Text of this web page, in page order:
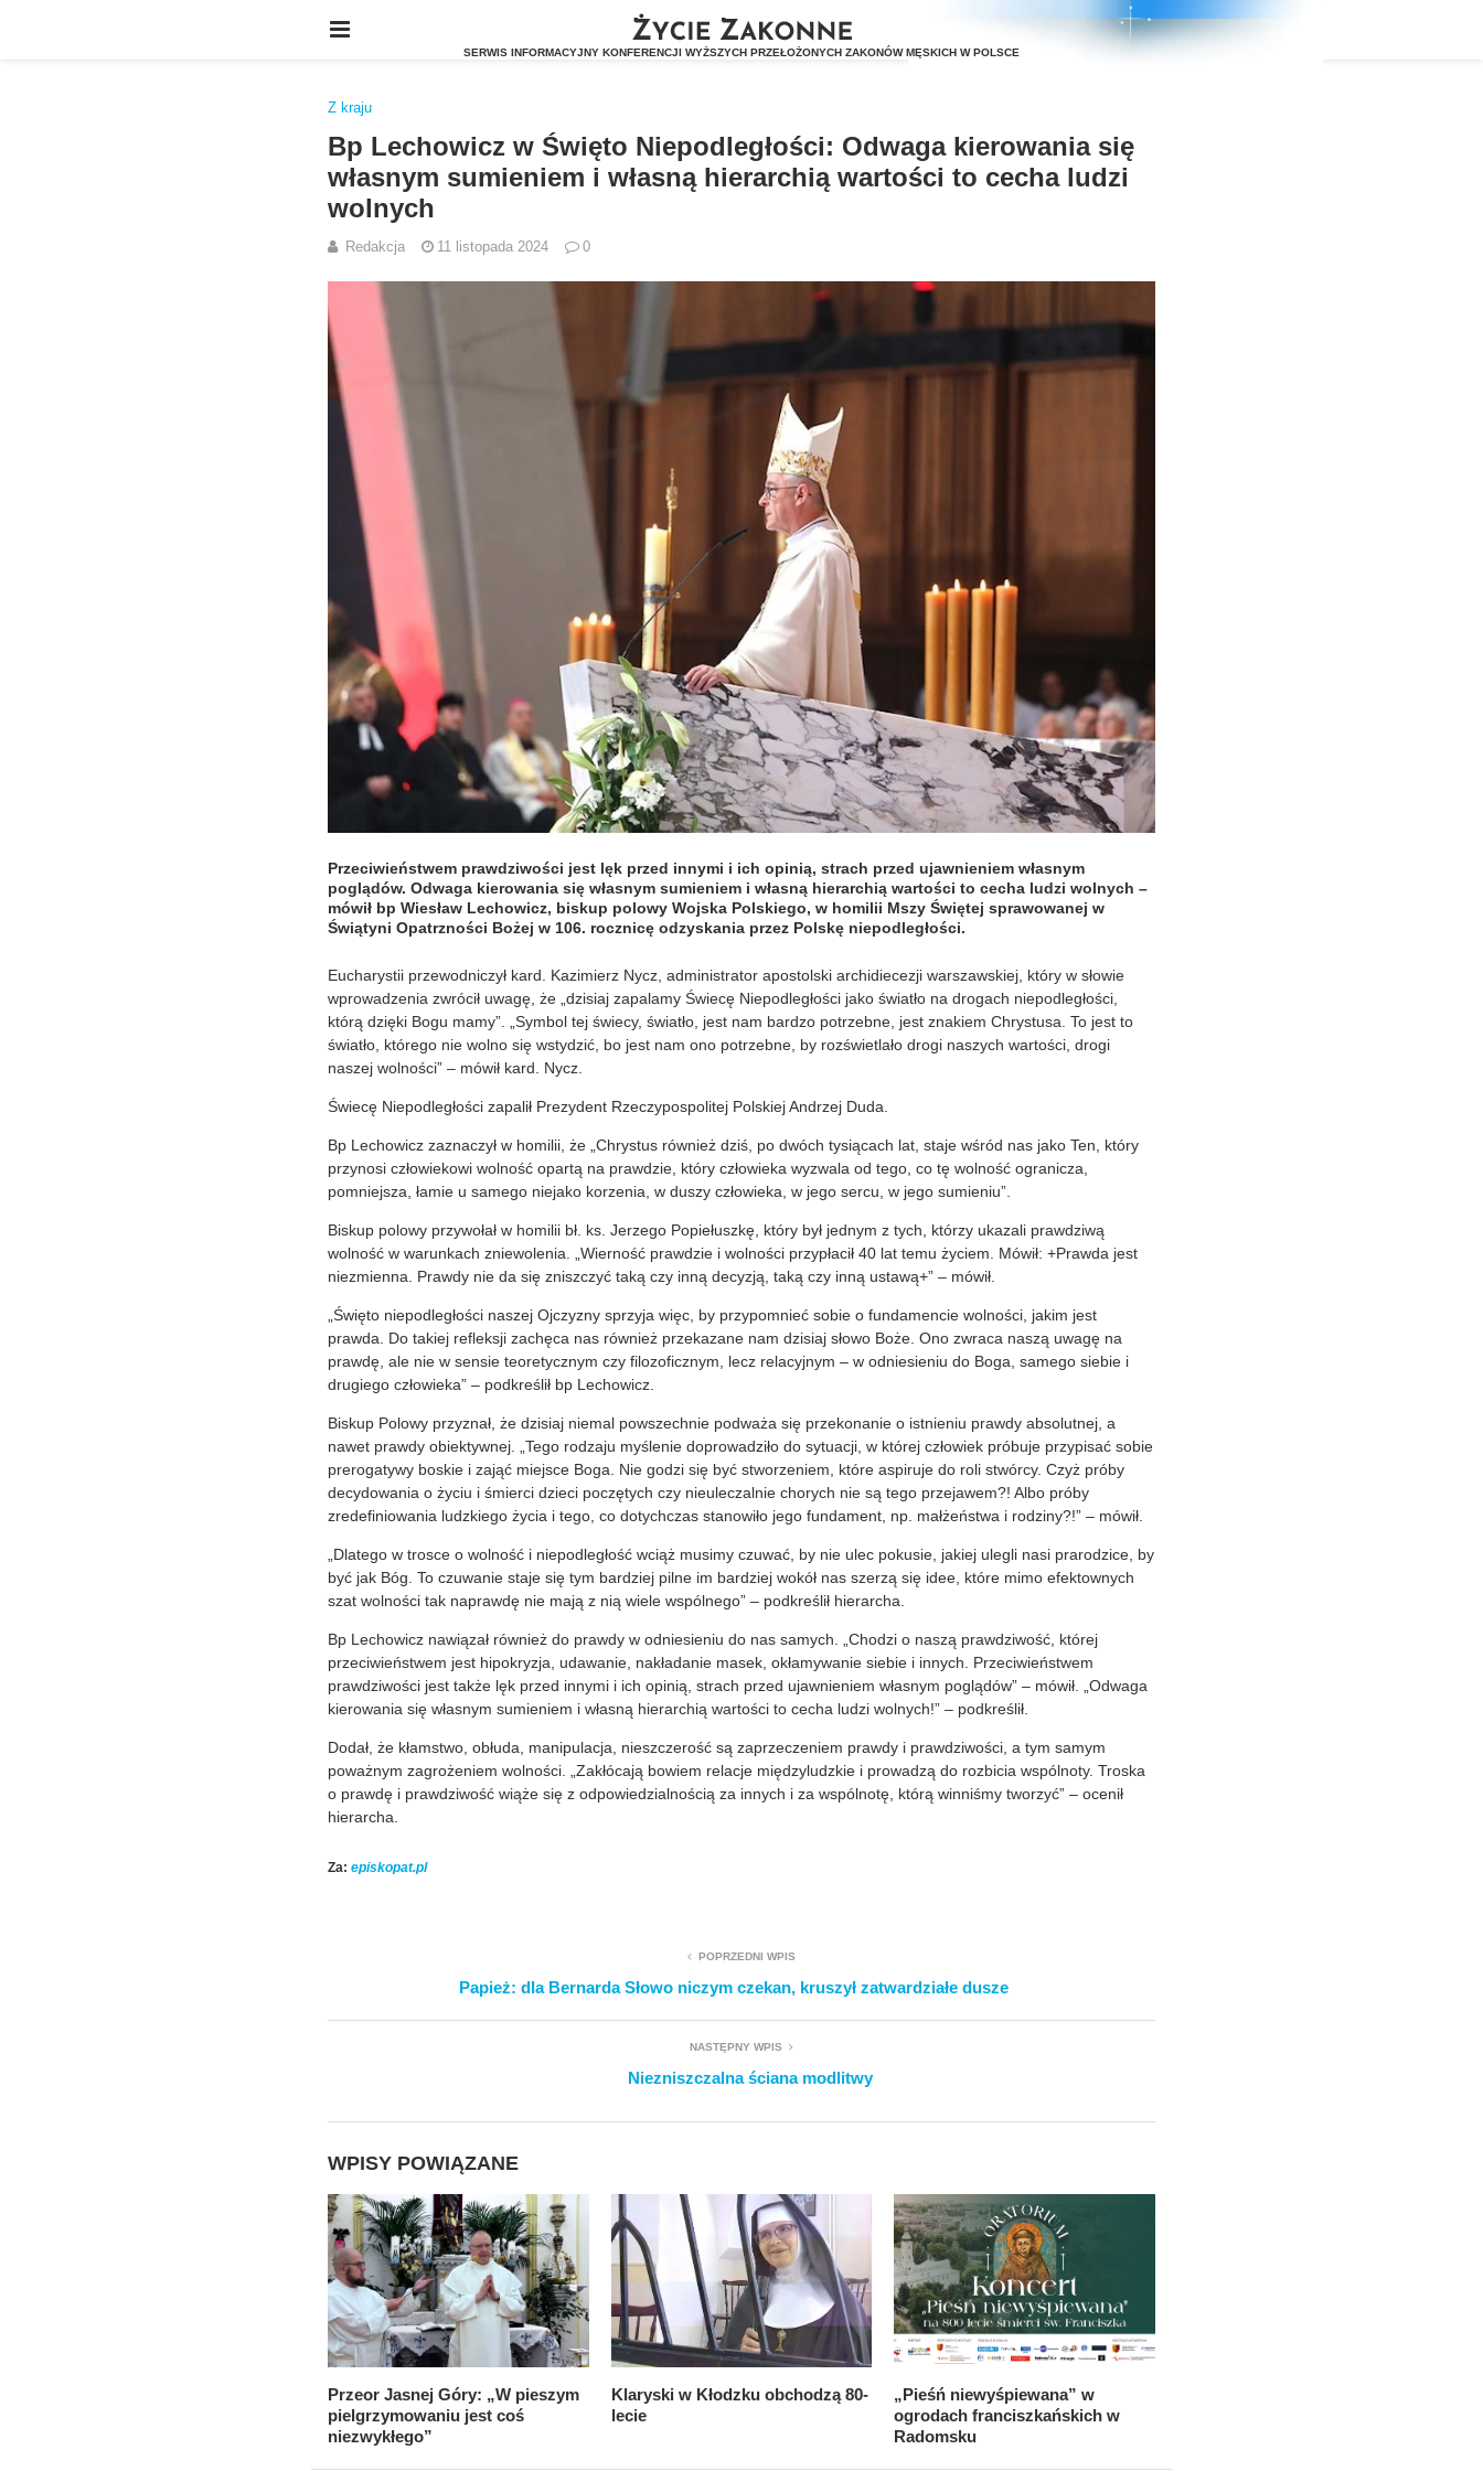
Z kraju
Bp Lechowicz w Święto Niepodległości: Odwaga kierowania się
własnym sumieniem i własną hierarchią wartości to cecha ludzi
wolnych
Redakcja 11 listopada 2024 0
Przeciwieństwem prawdziwości jest lęk przed innymi i ich opinią, strach przed ujawnieniem własnym
poglądów. Odwaga kierowania się własnym sumieniem i własną hierarchią wartości to cecha ludzi wolnych –
mówił bp Wiesław Lechowicz, biskup polowy Wojska Polskiego, w homilii Mszy Świętej sprawowanej w
Świątyni Opatrzności Bożej w 106. rocznicę odzyskania przez Polskę niepodległości.
Eucharystii przewodniczył kard. Kazimierz Nycz, administrator apostolski archidiecezji warszawskiej, który w słowie
wprowadzenia zwrócił uwagę, że „dzisiaj zapalamy Świecę Niepodległości jako światło na drogach niepodległości,
którą dzięki Bogu mamy”. „Symbol tej świecy, światło, jest nam bardzo potrzebne, jest znakiem Chrystusa. To jest to
światło, którego nie wolno się wstydzić, bo jest nam ono potrzebne, by rozświetlało drogi naszych wartości, drogi
naszej wolności” – mówił kard. Nycz.
Świecę Niepodległości zapalił Prezydent Rzeczypospolitej Polskiej Andrzej Duda.
Bp Lechowicz zaznaczył w homilii, że „Chrystus również dziś, po dwóch tysiącach lat, staje wśród nas jako Ten, który
przynosi człowiekowi wolność opartą na prawdzie, który człowieka wyzwala od tego, co tę wolność ogranicza,
pomniejsza, łamie u samego niejako korzenia, w duszy człowieka, w jego sercu, w jego sumieniu”.
Biskup polowy przywołał w homilii bł. ks. Jerzego Popiełuszkę, który był jednym z tych, którzy ukazali prawdziwą
wolność w warunkach zniewolenia. „Wierność prawdzie i wolności przypłacił 40 lat temu życiem. Mówił: +Prawda jest
niezmienna. Prawdy nie da się zniszczyć taką czy inną decyzją, taką czy inną ustawą+” – mówił.
„Święto niepodległości naszej Ojczyzny sprzyja więc, by przypomnieć sobie o fundamencie wolności, jakim jest
prawda. Do takiej refleksji zachęca nas również przekazane nam dzisiaj słowo Boże. Ono zwraca naszą uwagę na
prawdę, ale nie w sensie teoretycznym czy filozoficznym, lecz relacyjnym – w odniesieniu do Boga, samego siebie i
drugiego człowieka” – podkreślił bp Lechowicz.
Biskup Polowy przyznał, że dzisiaj niemal powszechnie podważa się przekonanie o istnieniu prawdy absolutnej, a
nawet prawdy obiektywnej. „Tego rodzaju myślenie doprowadziło do sytuacji, w której człowiek próbuje przypisać sobie
prerogatywy boskie i zająć miejsce Boga. Nie godzi się być stworzeniem, które aspiruje do roli stwórcy. Czyż próby
decydowania o życiu i śmierci dzieci poczętych czy nieuleczalnie chorych nie są tego przejawem?! Albo próby
zredefiniowania ludzkiego życia i tego, co dotychczas stanowiło jego fundament, np. małżeństwa i rodziny?!” – mówił.
„Dlatego w trosce o wolność i niepodległość wciąż musimy czuwać, by nie ulec pokusie, jakiej ulegli nasi prarodzice, by
być jak Bóg. To czuwanie staje się tym bardziej pilne im bardziej wokół nas szerzą się idee, które mimo efektownych
szat wolności tak naprawdę nie mają z nią wiele wspólnego” – podkreślił hierarcha.
Bp Lechowicz nawiązał również do prawdy w odniesieniu do nas samych. „Chodzi o naszą prawdziwość, której
przeciwieństwem jest hipokryzja, udawanie, nakładanie masek, okłamywanie siebie i innych. Przeciwieństwem
prawdziwości jest także lęk przed innymi i ich opinią, strach przed ujawnieniem własnym poglądów” – mówił. „Odwaga
kierowania się własnym sumieniem i własną hierarchią wartości to cecha ludzi wolnych!” – podkreślił.
Dodał, że kłamstwo, obłuda, manipulacja, nieszczerość są zaprzeczeniem prawdy i prawdziwości, a tym samym
poważnym zagrożeniem wolności. „Zakłócają bowiem relacje międzyludzkie i prowadzą do rozbicia wspólnoty. Troska
o prawdę i prawdziwość wiąże się z odpowiedzialnością za innych i za wspólnotę, którą winniśmy tworzyć” – ocenił
hierarcha.
Za: episkopat.pl
POPRZEDNI WPIS
Papież: dla Bernarda Słowo niczym czekan, kruszył zatwardziałe dusze
NASTĘPNY WPIS
Niezniszczalna ściana modlitwy
WPISY POWIĄZANE
Przeor Jasnej Góry: „W pieszym
pielgrzymowaniu jest coś
niezwykłego”
Klaryski w Kłodzku obchodzą 80-
lecie
„Pieśń niewyśpiewana” w
ogrodach franciszkańskich w
Radomsku